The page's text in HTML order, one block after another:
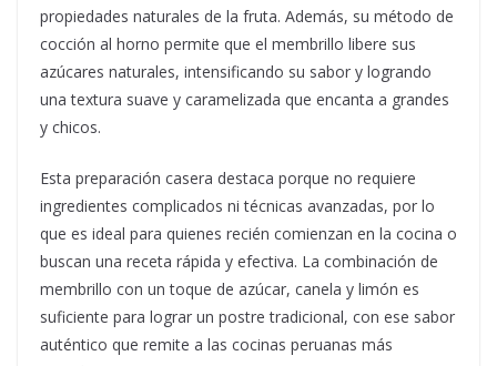
propiedades naturales de la fruta. Además, su método de
cocción al horno permite que el membrillo libere sus
azúcares naturales, intensificando su sabor y logrando
una textura suave y caramelizada que encanta a grandes
y chicos.
Esta preparación casera destaca porque no requiere
ingredientes complicados ni técnicas avanzadas, por lo
que es ideal para quienes recién comienzan en la cocina o
buscan una receta rápida y efectiva. La combinación de
membrillo con un toque de azúcar, canela y limón es
suficiente para lograr un postre tradicional, con ese sabor
auténtico que remite a las cocinas peruanas más